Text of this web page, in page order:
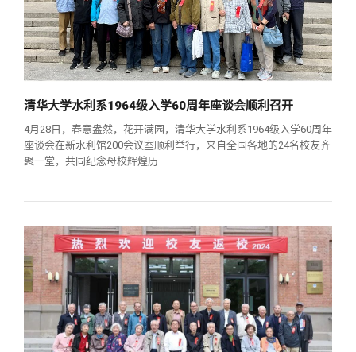
清华大学水利系1964级入学60周年座谈会顺利召开
4月28日，春意盎然，花开满园，清华大学水利系1964级入学60周年
座谈会在新水利馆200会议室顺利举行，来自全国各地的24名校友齐
聚一堂，共同纪念母校辉煌历...